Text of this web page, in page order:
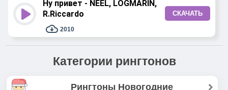
Ну привет - NEEL, LOGMARIN,
R.Riccardo
2010
СКАЧАТЬ
Категории рингтонов
Рингтоны Новогодние